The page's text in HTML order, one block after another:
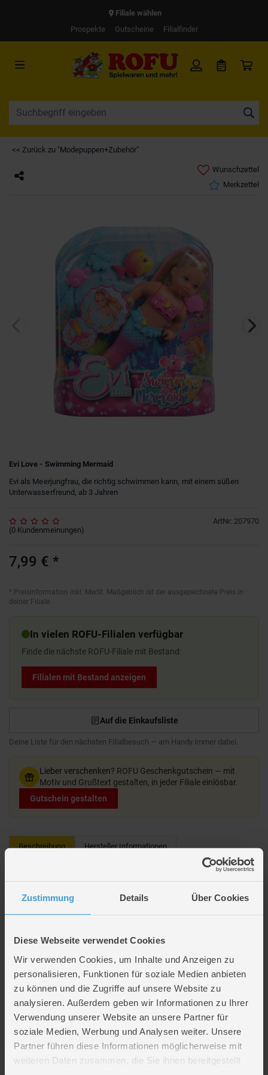
Zustimmung Details Über Cookies
Diese Webseite verwendet Cookies
Wir verwenden Cookies, um Inhalte und Anzeigen zu
personalisieren, Funktionen für soziale Medien anbieten
zu können und die Zugriffe auf unsere Website zu
analysieren. Außerdem geben wir Informationen zu Ihrer
Verwendung unserer Website an unsere Partner für
soziale Medien, Werbung und Analysen weiter. Unsere
Partner führen diese Informationen möglicherweise mit
weiteren Daten zusammen, die Sie ihnen bereitgestellt
Filiale wählen
Prospekte
Gutscheine Filialfinder
<< Zurück zu "Modepuppen+Zubehör"
Wunschzettel
Merkzettel
Evi Love - Swimming Mermaid
Evi als Meerjungfrau, die richtig schwimmen kann, mit einem süßen
Unterwasserfreund, ab 3 Jahren
ArtNr: 207970
(0 Kundenmeinungen)
7,99 € *
* Preisinformation inkl. MwSt. Maßgeblich ist der ausgezeichnete Preis in
deiner Filiale.
In vielen ROFU-Filialen verfügbar
Finde die nächste ROFU-Filiale mit Bestand:
Filialen mit Bestand anzeigen
Auf die Einkaufsliste
Deine Liste für den nächsten Filialbesuch — am Handy immer dabei.
Lieber verschenken? ROFU Geschenkgutschein — mit
Motiv und Grußtext gestalten, in jeder Filiale einlösbar.
Gutschein gestalten
Beschreibung Hersteller Informationen
Lieferumfang: 1 Evi Puppe, 1 Fisch, 3 Haarclips
Evi als Meerjungfrau
Bewegliche Arme und Schwanzflosse
Altersempfehlung: ab 3 Jahren
Hersteller: SIMBA TOYs
Hersteller-Artikelnr.: 105733318
Artikelmerkmale
Verpackungsmaße
Länge ca. 16,3 cm